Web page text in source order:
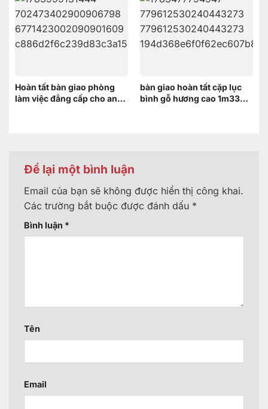
Hoàn tất bàn giao phòng
làm việc đẳng cấp cho anh
bàn giao hoàn tất cặp lục
bình gỗ hương cao 1m33
Để lại một bình luận
Email của bạn sẽ không được hiển thị công khai.
Các trường bắt buộc được đánh dấu *
Bình luận *
Tên
Email